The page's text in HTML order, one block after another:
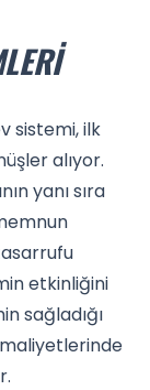
sistemi, ilk
alıyor.
yanı sıra
etkinliğini
sağladığı